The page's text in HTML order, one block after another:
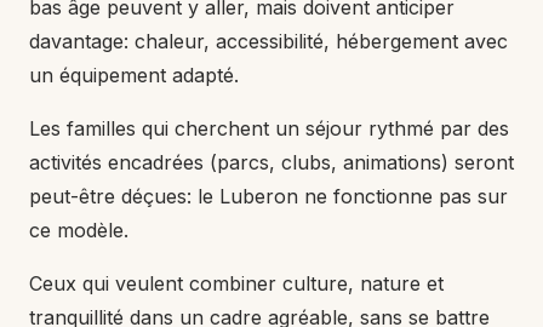
bas âge peuvent y aller, mais doivent anticiper
davantage: chaleur, accessibilité, hébergement avec
un équipement adapté.
Les familles qui cherchent un séjour rythmé par des
activités encadrées (parcs, clubs, animations) seront
peut-être déçues: le Luberon ne fonctionne pas sur
ce modèle.
Ceux qui veulent combiner culture, nature et
tranquillité dans un cadre agréable, sans se battre